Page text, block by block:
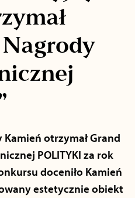
otrzymał Grand
POLITYKI za rok
doceniło Kamień
estetycznie obiekt